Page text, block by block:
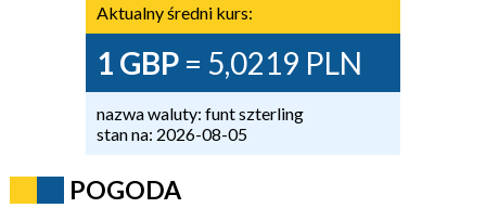
Aktualny średni kurs:
1 GBP= 5,0219 PLN
nazwa waluty: funt szterling
stan na: 2026-08-05
POGODA